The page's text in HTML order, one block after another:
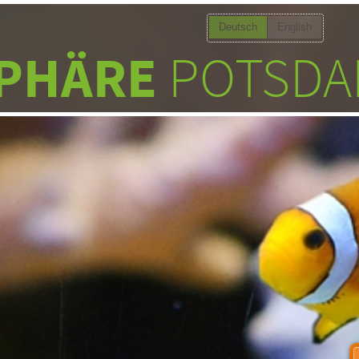
Deutsch English